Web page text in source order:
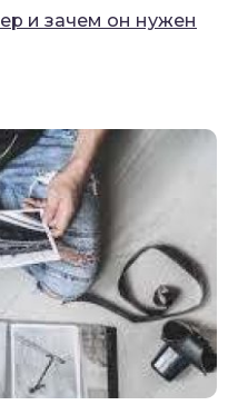
и зачем он нужен